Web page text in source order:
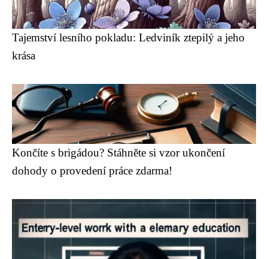
Tajemství lesního pokladu: Ledviník ztepilý a jeho
krása
Končíte s brigádou? Stáhněte si vzor ukončení
dohody o provedení práce zdarma!